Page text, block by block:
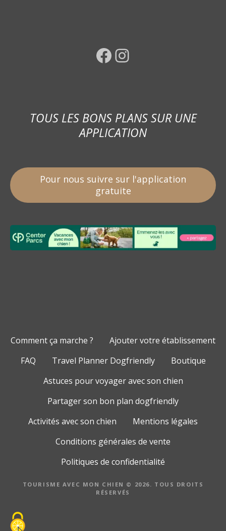
Facebook Instagram
TOUS LES BONS PLANS SUR UNE
APPLICATION
Pour nous suivre sur l'application
gratuite
Comment ça marche ?
Ajouter votre établissement
FAQ
Travel Planner Dogfriendly
Boutique
Astuces pour voyager avec son chien
Partager son bon plan dogfriendly
Activités avec son chien
Mentions légales
Conditions générales de vente
Politiques de confidentialité
TOURISME AVEC MON CHIEN © 2026. TOUS DROITS
RÉSERVÉS